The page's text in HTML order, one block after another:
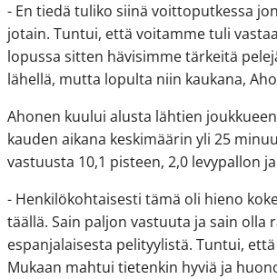
- En tiedä tuliko siinä voittoputkessa
jotain. Tuntui, että voitamme tuli
lopussa sitten hävisimme tärkeitä
lähellä, mutta lopulta niin kaukana,
Ahonen kuului alusta lähtien
kauden aikana keskimäärin yli 25
vastuusta 10,1 pisteen, 2,0 levypallon
- Henkilökohtaisesti tämä oli hieno
täällä. Sain paljon vastuuta ja sain olla
espanjalaisesta pelityylistä. Tuntui,
Mukaan mahtui tietenkin hyviä ja